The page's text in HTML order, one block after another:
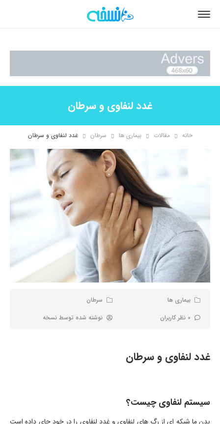
غدد لنفاوی و سرطان
خانه مقالات بیماری ها سرطان غدد لنفاوی و سرطان
بیماری ها
سرطان
0 نظر کاربران
نوشته شده توسط نسخه
غدد لنفاوی و سرطان
سیستم لنفاوی چیست؟
بدن ما شبکه ای از رگ های لنفاوی و غدد لنفاوی را در خود جای داده است